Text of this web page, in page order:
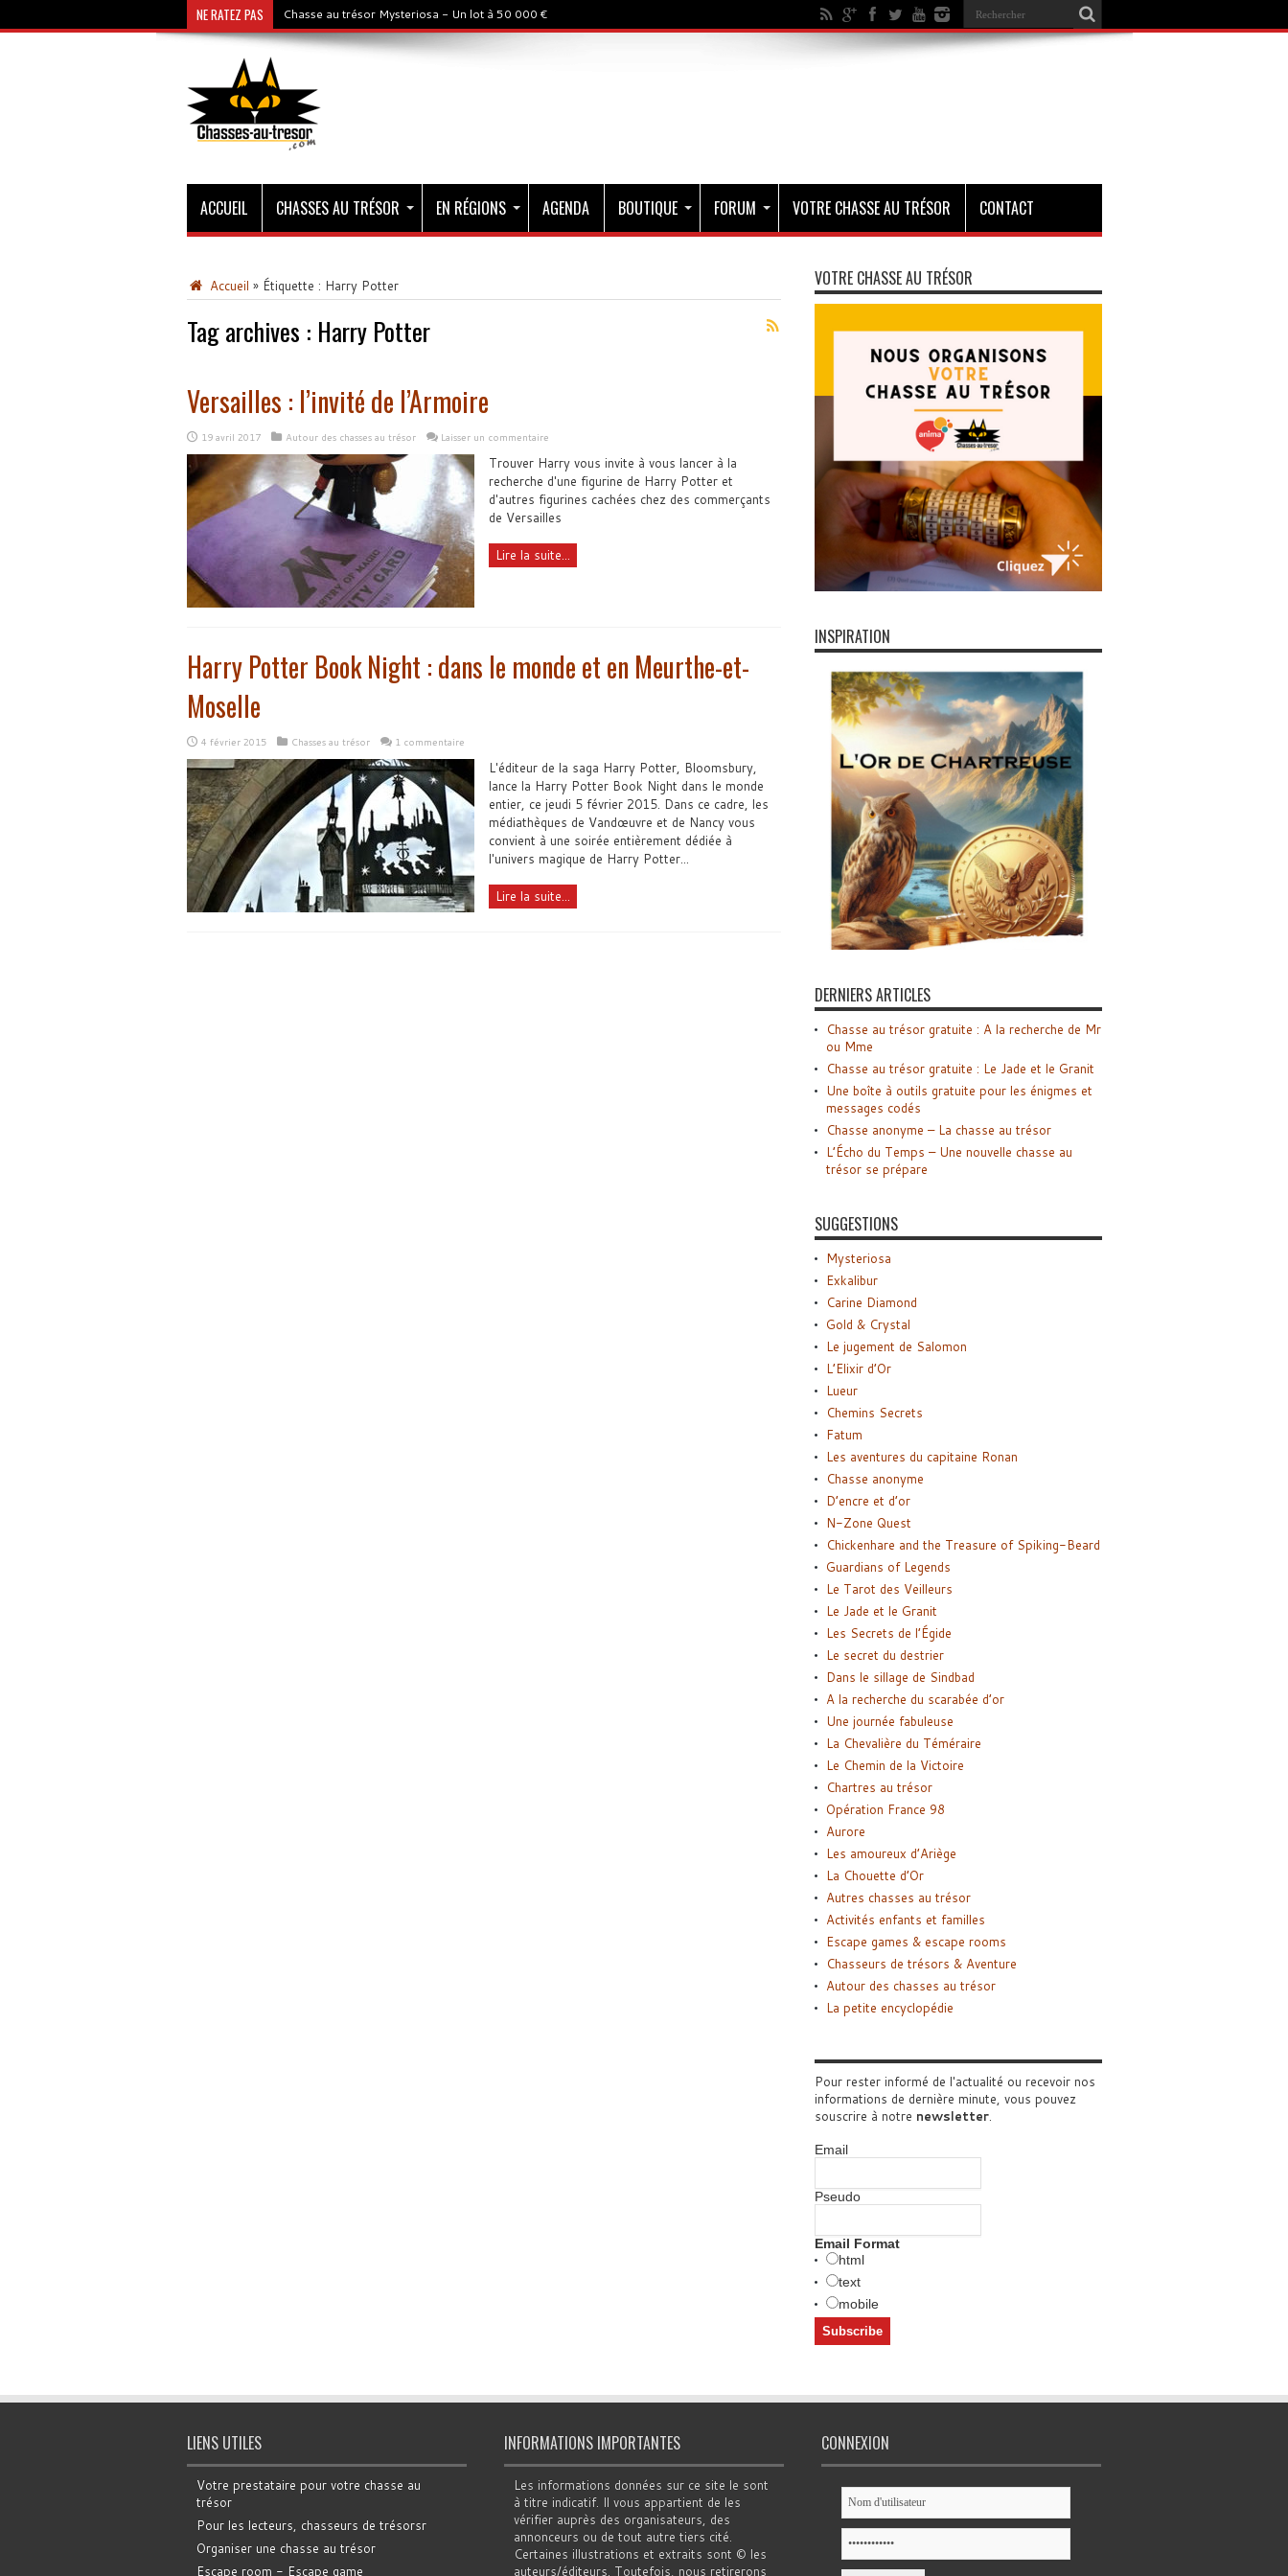
NE RATEZ PAS Chasse au trésor Mysteriosa - Un lot à 50 000 €
ACCUEIL CHASSES AU TRÉSOR EN RÉGIONS AGENDA BOUTIQUE FORUM VOTRE CHASSE AU TRÉSOR CONTACT
Accueil » Étiquette : Harry Potter
Tag archives : Harry Potter
Versailles : l’invité de l’Armoire
19 avril 2017 Autour des chasses au trésor Laisser un commentaire
Trouver Harry vous invite à vous lancer à la
recherche d'une figurine de Harry Potter et
d'autres figurines cachées chez des commerçants
de Versailles
Lire la suite...
Harry Potter Book Night : dans le monde et en Meurthe-et-
Moselle
4 février 2015 Chasses au trésor 1 commentaire
L'éditeur de la saga Harry Potter, Bloomsbury,
lance la Harry Potter Book Night dans le monde
entier, ce jeudi 5 février 2015. Dans ce cadre, les
médiathèques de Vandœuvre et de Nancy vous
convient à une soirée entièrement dédiée à
l'univers magique de Harry Potter...
Lire la suite...
VOTRE CHASSE AU TRÉSOR
INSPIRATION
DERNIERS ARTICLES
Chasse au trésor gratuite : A la recherche de Mr
ou Mme
Chasse au trésor gratuite : Le Jade et le Granit
Une boîte à outils gratuite pour les énigmes et
messages codés
Chasse anonyme – La chasse au trésor
L’Écho du Temps – Une nouvelle chasse au
trésor se prépare
SUGGESTIONS
Mysteriosa
Exkalibur
Carine Diamond
Gold & Crystal
Le jugement de Salomon
L’Elixir d’Or
Lueur
Chemins Secrets
Fatum
Les aventures du capitaine Ronan
Chasse anonyme
D’encre et d’or
N-Zone Quest
Chickenhare and the Treasure of Spiking-Beard
Guardians of Legends
Le Tarot des Veilleurs
Le Jade et le Granit
Les Secrets de l’Égide
Le secret du destrier
Dans le sillage de Sindbad
A la recherche du scarabée d’or
Une journée fabuleuse
La Chevalière du Téméraire
Le Chemin de la Victoire
Chartres au trésor
Opération France 98
Aurore
Les amoureux d’Ariège
La Chouette d’Or
Autres chasses au trésor
Activités enfants et familles
Escape games & escape rooms
Chasseurs de trésors & Aventure
Autour des chasses au trésor
La petite encyclopédie
Pour rester informé de l'actualité ou recevoir nos
informations de dernière minute, vous pouvez
souscrire à notre newsletter.
Email
Pseudo
Email Format
html
text
mobile
LIENS UTILES
Votre prestataire pour votre chasse au
trésor
Pour les lecteurs, chasseurs de trésorsr
Organiser une chasse au trésor
Escape room - Escape game
INFORMATIONS IMPORTANTES
Les informations données sur ce site le sont
à titre indicatif. Il vous appartient de les
vérifier auprès des organisateurs, des
annonceurs ou de tout autre tiers cité.
Certaines illustrations et extraits sont © les
auteurs/éditeurs. Toutefois, nous retirerons
CONNEXION